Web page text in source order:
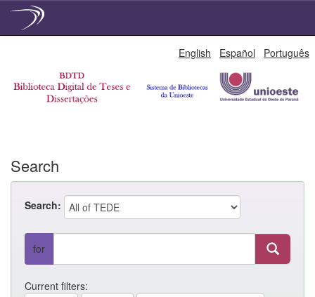
English Español Português
Search
Search:
for
Current filters: